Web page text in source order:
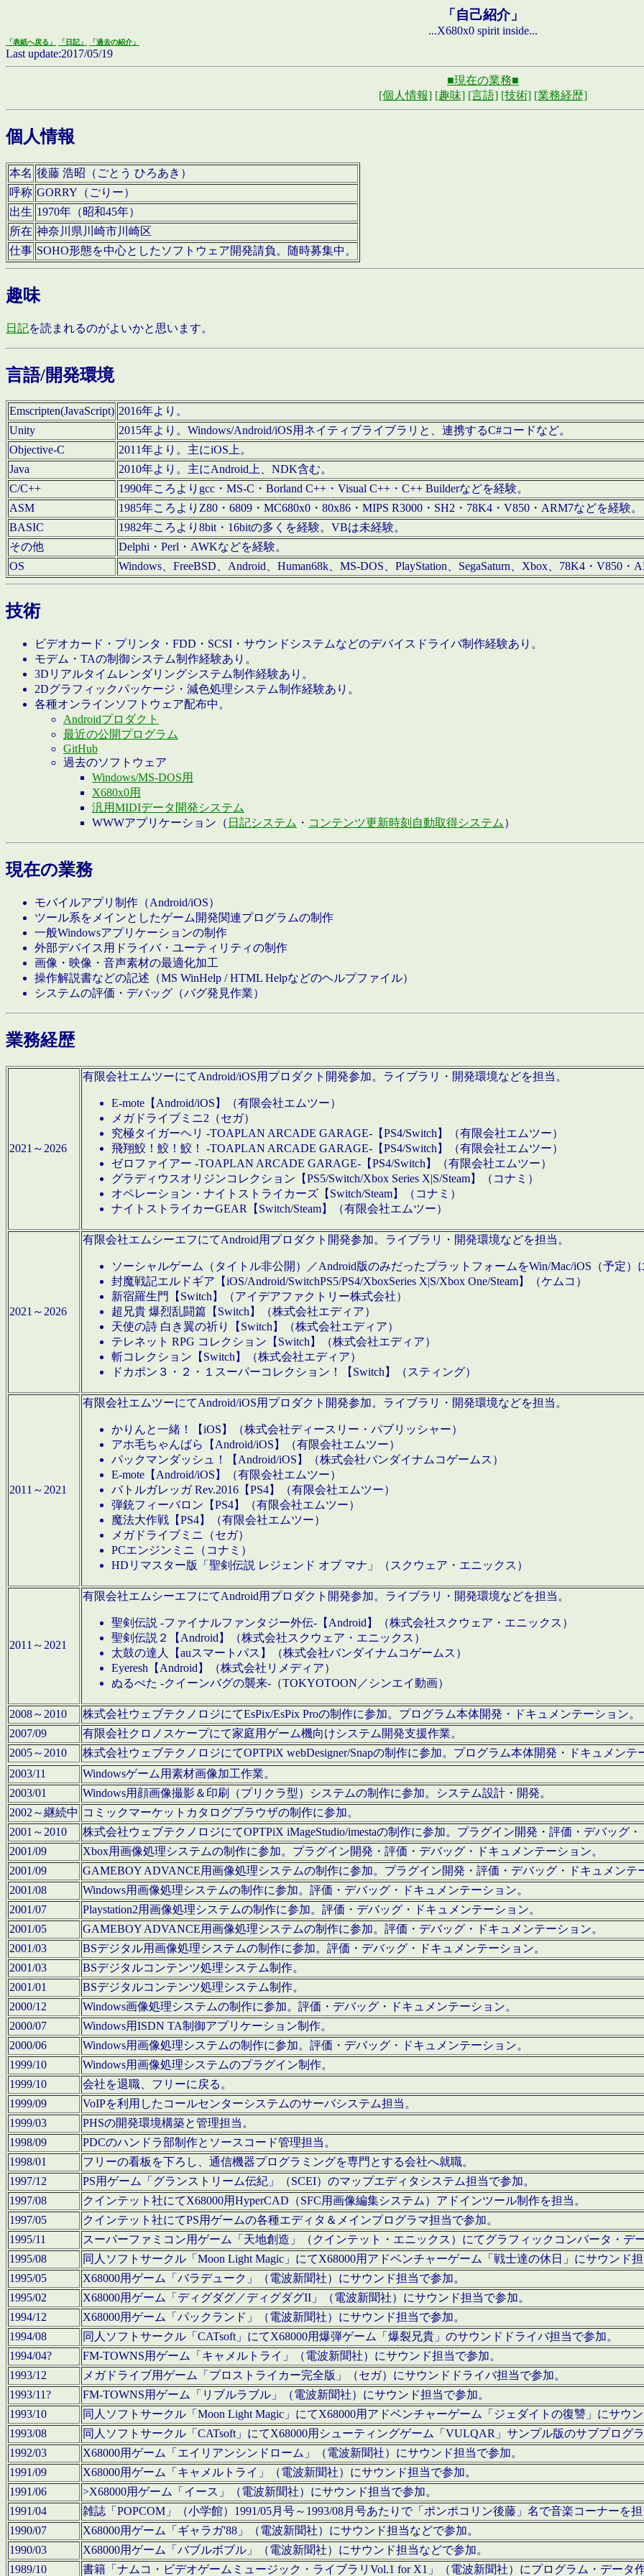
「自己紹介」
...X680x0 spirit inside...
「表紙へ戻る」 「日記」 「過去の紹介」
Last update:2017/05/19
■現在の業務■
[個人情報] [趣味] [言語] [技術] [業務経歴]
個人情報
本名 後藤 浩昭（ごとう ひろあき）
呼称 GORRY（ごりー）
出生 1970年（昭和45年）
所在 神奈川県川崎市川崎区
仕事 SOHO形態を中心としたソフトウェア開発請負。随時募集中。
趣味
日記を読まれるのがよいかと思います。
言語/開発環境
Emscripten(JavaScript) 2016年より。
Unity
2015年より。Windows/Android/iOS用ネイティブライブラリと、連携するC#コードなど。
Objective-C
2011年より。主にiOS上。
Java
2010年より。主にAndroid上、NDK含む。
C/C++
1990年ころよりgcc・MS-C・Borland C++・Visual C++・C++ Builderなどを経験。
ASM
1985年ころよりZ80・6809・MC680x0・80x86・MIPS R3000・SH2・78K4・V850・ARM7などを経験。
BASIC
1982年ころより8bit・16bitの多くを経験。VBは未経験。
その他
Delphi・Perl・AWKなどを経験。
OS
Windows、FreeBSD、Android、Human68k、MS-DOS、PlayStation、SegaSaturn、Xbox、78K4・V850・
技術
ビデオカード・プリンタ・FDD・SCSI・サウンドシステムなどのデバイスドライバ制作経験あり。
モデム・TAの制御システム制作経験あり。
3Dリアルタイムレンダリングシステム制作経験あり。
2Dグラフィックパッケージ・減色処理システム制作経験あり。
各種オンラインソフトウェア配布中。
Androidプロダクト
最近の公開プログラム
GitHub
過去のソフトウェア
Windows/MS-DOS用
X680x0用
汎用MIDIデータ開発システム
WWWアプリケーション（ 日記システム ・ コンテンツ更新時刻自動取得システム ）
現在の業務
モバイルアプリ制作（Android/iOS）
ツール系をメインとしたゲーム開発関連プログラムの制作
一般Windowsアプリケーションの制作
外部デバイス用ドライバ・ユーティリティの制作
画像・映像・音声素材の最適化加工
操作解説書などの記述（MS WinHelp / HTML Helpなどのヘルプファイル）
システムの評価・デバッグ（バグ発見作業）
業務経歴
2021～2026
有限会社エムツーにてAndroid/iOS用プロダクト開発参加。ライブラリ・開発環境などを担当。
E-mote【Android/iOS】（有限会社エムツー）
メガドライブミニ2（セガ）
究極タイガーヘリ -TOAPLAN ARCADE GARAGE-【PS4/Switch】（有限会社エムツー）
飛翔鮫！鮫！鮫！ -TOAPLAN ARCADE GARAGE-【PS4/Switch】（有限会社エムツー）
ゼロファイアー -TOAPLAN ARCADE GARAGE-【PS4/Switch】（有限会社エムツー）
グラディウスオリジンコレクション【PS5/Switch/Xbox Series X|S/Steam】（コナミ）
オペレーション・ナイトストライカーズ【Switch/Steam】（コナミ）
ナイトストライカーGEAR【Switch/Steam】（有限会社エムツー）
2021～2026
有限会社エムシーエフにてAndroid用プロダクト開発参加。ライブラリ・開発環境などを担当。
ソーシャルゲーム（タイトル非公開）／Android版のみだったプラットフォームをWin/Mac/iOS（予定）
封魔戦記エルドギア【iOS/Android/SwitchPS5/PS4/XboxSeries X|S/Xbox One/Steam】（ケムコ）
新宿羅生門【Switch】（アイデアファクトリー株式会社）
超兄貴 爆烈乱闘篇【Switch】（株式会社エディア）
天使の詩 白き翼の祈り【Switch】（株式会社エディア）
テレネット RPG コレクション【Switch】（株式会社エディア）
斬コレクション【Switch】（株式会社エディア）
ドカポン３・２・１スーパーコレクション！【Switch】（スティング）
2011～2021
有限会社エムツーにてAndroid/iOS用プロダクト開発参加。ライブラリ・開発環境などを担当。
かりんと一緒！【iOS】（株式会社ディースリー・パブリッシャー）
アホ毛ちゃんばら【Android/iOS】（有限会社エムツー）
パックマンダッシュ！【Android/iOS】（株式会社バンダイナムコゲームス）
E-mote【Android/iOS】（有限会社エムツー）
バトルガレッガ Rev.2016【PS4】（有限会社エムツー）
弾銃フィーバロン【PS4】（有限会社エムツー）
魔法大作戦【PS4】（有限会社エムツー）
メガドライブミニ（セガ）
PCエンジンミニ（コナミ）
HDリマスター版「聖剣伝説 レジェンド オブ マナ」（スクウェア・エニックス）
2011～2021
有限会社エムシーエフにてAndroid用プロダクト開発参加。ライブラリ・開発環境などを担当。
聖剣伝説 -ファイナルファンタジー外伝-【Android】（株式会社スクウェア・エニックス）
聖剣伝説２【Android】（株式会社スクウェア・エニックス）
太鼓の達人【auスマートパス】（株式会社バンダイナムコゲームス）
Eyeresh【Android】（株式会社リメディア）
ぬるぺた -クイーンバグの襲来-（TOKYOTOON／シンエイ動画）
2008～2010
株式会社ウェブテクノロジにてEsPix/EsPix Proの制作に参加。プログラム本体開発・ドキュメンテーション。
2007/09
有限会社クロノスケープにて家庭用ゲーム機向けシステム開発支援作業。
2005～2010
株式会社ウェブテクノロジにてOPTPiX webDesigner/Snapの制作に参加。プログラム本体開発・ドキュメンテ
2003/11
Windowsゲーム用素材画像加工作業。
2003/01
Windows用顔画像撮影＆印刷（プリクラ型）システムの制作に参加。システム設計・開発。
2002～継続中 コミックマーケットカタログブラウザの制作に参加。
2001～2010
株式会社ウェブテクノロジにてOPTPiX iMageStudio/imestaの制作に参加。プラグイン開発・評価・デバッグ
2001/09
Xbox用画像処理システムの制作に参加。プラグイン開発・評価・デバッグ・ドキュメンテーション。
2001/09
GAMEBOY ADVANCE用画像処理システムの制作に参加。プラグイン開発・評価・デバッグ・ドキュメンテ
2001/08
Windows用画像処理システムの制作に参加。評価・デバッグ・ドキュメンテーション。
2001/07
Playstation2用画像処理システムの制作に参加。評価・デバッグ・ドキュメンテーション。
2001/05
GAMEBOY ADVANCE用画像処理システムの制作に参加。評価・デバッグ・ドキュメンテーション。
2001/03
BSデジタル用画像処理システムの制作に参加。評価・デバッグ・ドキュメンテーション。
2001/03
BSデジタルコンテンツ処理システム制作。
2001/01
BSデジタルコンテンツ処理システム制作。
2000/12
Windows画像処理システムの制作に参加。評価・デバッグ・ドキュメンテーション。
2000/07
Windows用ISDN TA制御アプリケーション制作。
2000/06
Windows用画像処理システムの制作に参加。評価・デバッグ・ドキュメンテーション。
1999/10
Windows用画像処理システムのプラグイン制作。
1999/10
会社を退職、フリーに戻る。
1999/09
VoIPを利用したコールセンターシステムのサーバシステム担当。
1999/03
PHSの開発環境構築と管理担当。
1998/09
PDCのハンドラ部制作とソースコード管理担当。
1998/01
フリーの看板を下ろし、通信機器プログラミングを専門とする会社へ就職。
1997/12
PS用ゲーム「グランストリーム伝紀」（SCEI）のマップエディタシステム担当で参加。
1997/08
クインテット社にてX68000用HyperCAD（SFC用画像編集システム）アドインツール制作を担当。
1997/05
クインテット社にてPS用ゲームの各種エディタ＆メインプログラマ担当で参加。
1995/11
スーパーファミコン用ゲーム「天地創造」（クインテット・エニックス）にてグラフィックコンバータ・デ
1995/08
同人ソフトサークル「Moon Light Magic」にてX68000用アドベンチャーゲーム「戦士達の休日」にサウンド
1995/05
X68000用ゲーム「バラデューク」（電波新聞社）にサウンド担当で参加。
1995/02
X68000用ゲーム「ディグダグ／ディグダグII」（電波新聞社）にサウンド担当で参加。
1994/12
X68000用ゲーム「パックランド」（電波新聞社）にサウンド担当で参加。
1994/08
同人ソフトサークル「CATsoft」にてX68000用爆弾ゲーム「爆裂兄貴」のサウンドドライバ担当で参加。
1994/04?
FM-TOWNS用ゲーム「キャメルトライ」（電波新聞社）にサウンド担当で参加。
1993/12
メガドライブ用ゲーム「プロストライカー完全版」（セガ）にサウンドドライバ担当で参加。
1993/11?
FM-TOWNS用ゲーム「リブルラブル」（電波新聞社）にサウンド担当で参加。
1993/10
同人ソフトサークル「Moon Light Magic」にてX68000用アドベンチャーゲーム「ジェダイトの復讐」にサウ
1993/08
同人ソフトサークル「CATsoft」にてX68000用シューティングゲーム「VULQAR」サンプル版のサブプログ
1992/03
X68000用ゲーム「エイリアンシンドローム」（電波新聞社）にサウンド担当で参加。
1991/09
X68000用ゲーム「キャメルトライ」（電波新聞社）にサウンド担当で参加。
1991/06
>X68000用ゲーム「イース」（電波新聞社）にサウンド担当で参加。
1991/04
雑誌「POPCOM」（小学館）1991/05月号～1993/08月号あたりで「ポンポコリン後藤」名で音楽コーナーを
1990/07
X68000用ゲーム「ギャラガ'88」（電波新聞社）にサウンド担当などで参加。
1990/03
X68000用ゲーム「バブルボブル」（電波新聞社）にサウンド担当などで参加。
1989/10
書籍「ナムコ・ビデオゲームミュージック・ライブラリVol.1 for X1」（電波新聞社）にプログラム・データ